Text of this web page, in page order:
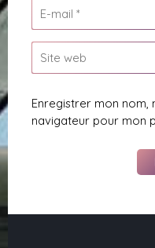
Enregistrer mon nom,
navigateur pour mon